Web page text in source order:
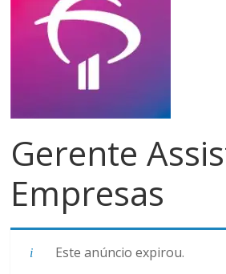
pagamentos
Gerente
Empresas
Este anúncio expirou.